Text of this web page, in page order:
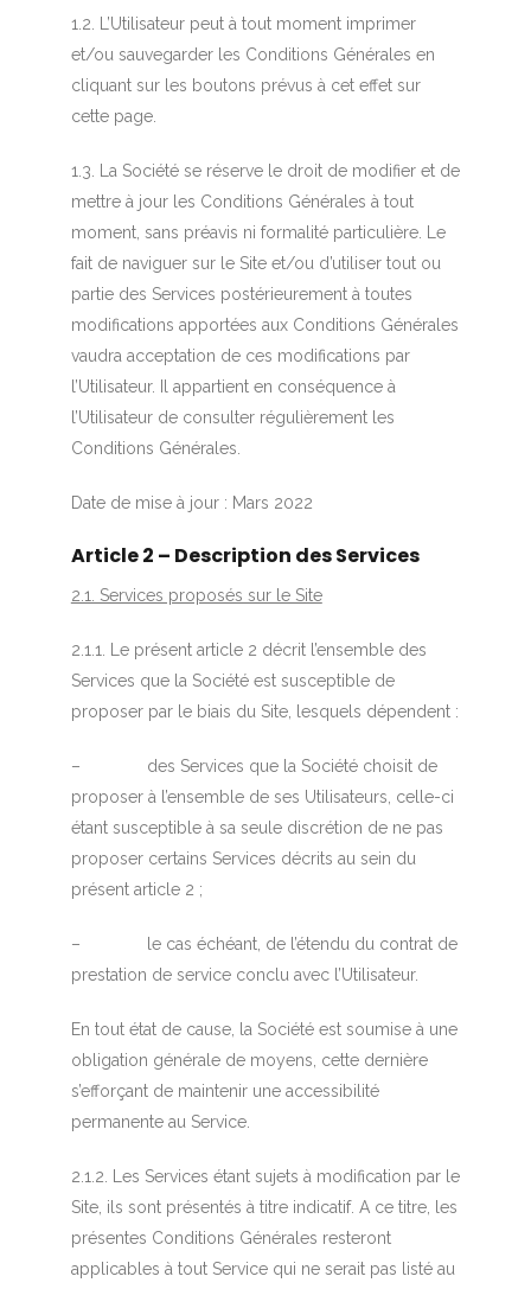
1.2. L’Utilisateur peut à tout moment imprimer
et/ou sauvegarder les Conditions Générales en
cliquant sur les boutons prévus à cet effet sur
cette page.
1.3. La Société se réserve le droit de modifier et de
mettre à jour les Conditions Générales à tout
moment, sans préavis ni formalité particulière. Le
fait de naviguer sur le Site et/ou d’utiliser tout ou
partie des Services postérieurement à toutes
modifications apportées aux Conditions Générales
vaudra acceptation de ces modifications par
l’Utilisateur. Il appartient en conséquence à
l’Utilisateur de consulter régulièrement les
Conditions Générales.
Date de mise à jour : Mars 2022
Article 2 – Description des Services
2.1. Services proposés sur le Site
2.1.1. Le présent article 2 décrit l’ensemble des
Services que la Société est susceptible de
proposer par le biais du Site, lesquels dépendent :
– des Services que la Société choisit de
proposer à l’ensemble de ses Utilisateurs, celle-ci
étant susceptible à sa seule discrétion de ne pas
proposer certains Services décrits au sein du
présent article 2 ;
– le cas échéant, de l’étendu du contrat de
prestation de service conclu avec l’Utilisateur.
En tout état de cause, la Société est soumise à une
obligation générale de moyens, cette dernière
s’efforçant de maintenir une accessibilité
permanente au Service.
2.1.2. Les Services étant sujets à modification par le
Site, ils sont présentés à titre indicatif. A ce titre, les
présentes Conditions Générales resteront
applicables à tout Service qui ne serait pas listé au